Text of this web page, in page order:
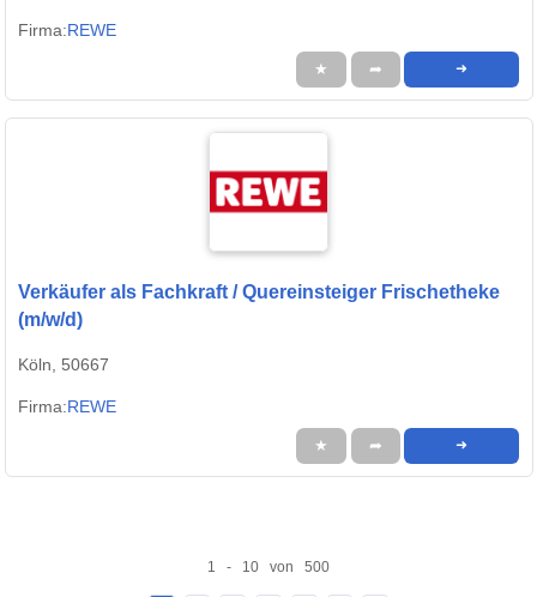
Firma:REWE
★ ➦ ➜
Verkäufer als Fachkraft / Quereinsteiger Frischetheke
(m/w/d)
Köln, 50667
Firma:REWE
★ ➦ ➜
1 - 10 von 500